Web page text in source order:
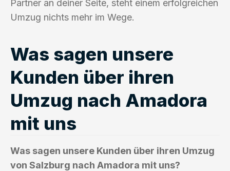
Partner an deiner Seite, steht einem erfolgreichen
Umzug nichts mehr im Wege.
Was sagen unsere
Kunden über ihren
Umzug nach Amadora
mit uns
Was sagen unsere Kunden über ihren Umzug
von Salzburg nach Amadora mit uns?